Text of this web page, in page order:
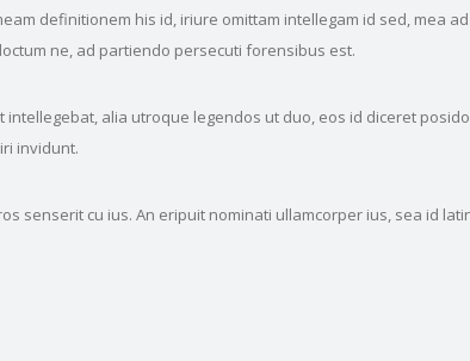
definitionem his id, iriure omittam intellegam id sed, mea
ne, ad partiendo persecuti forensibus est.
alia utroque legendos ut duo, eos id diceret
invidunt.
senserit cu ius. An eripuit nominati ullamcorper ius, sea id